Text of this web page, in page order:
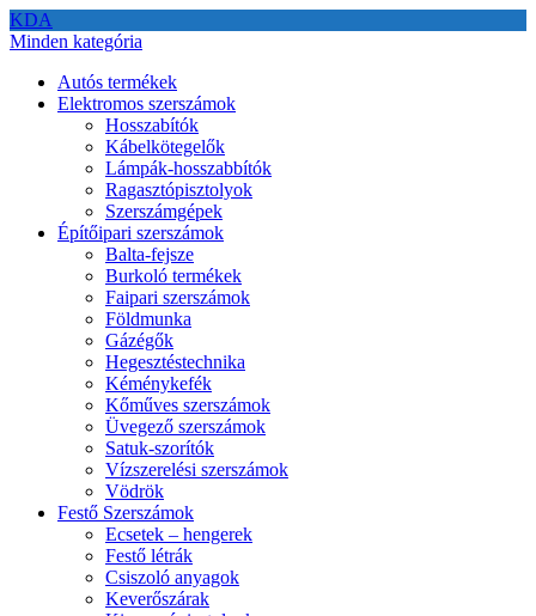
KDA
Minden kategória
Autós termékek
Elektromos szerszámok
Hosszabítók
Kábelkötegelők
Lámpák-hosszabbítók
Ragasztópisztolyok
Szerszámgépek
Építőipari szerszámok
Balta-fejsze
Burkoló termékek
Faipari szerszámok
Földmunka
Gázégők
Hegesztéstechnika
Kéménykefék
Kőműves szerszámok
Üvegező szerszámok
Satuk-szorítók
Vízszerelési szerszámok
Vödrök
Festő Szerszámok
Ecsetek – hengerek
Festő létrák
Csiszoló anyagok
Keverőszárak